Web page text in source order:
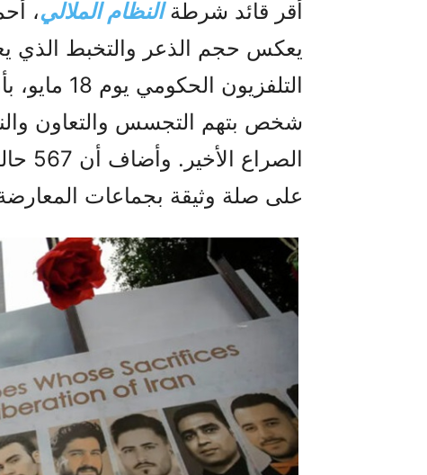
أقر قائد شرطةالنظام الملالي،
يعكس حجم الذعر والتخبط الذي
شخص بتهم التجسس والتعاون
على صلة وثيقة بجماعات